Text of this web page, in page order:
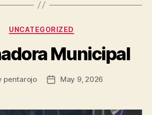
Categories
UNCATEGORIZED
Municipal
pentarojo
PostMay 9, 2026